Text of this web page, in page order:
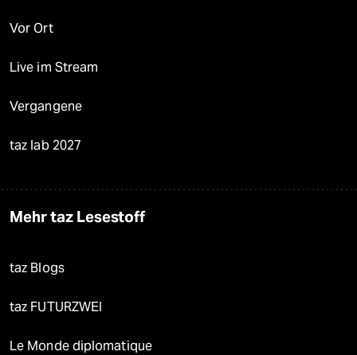
Vor Ort
Live im Stream
Vergangene
taz lab 2027
Mehr taz Lesestoff
taz Blogs
taz FUTURZWEI
Le Monde diplomatique